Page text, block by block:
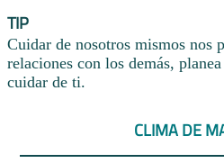
TIP
Cuidar de nosotros mismos nos
relaciones con los demás,
cuidar de ti.
CLIMA DE